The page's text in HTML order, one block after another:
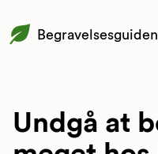
Undgå at